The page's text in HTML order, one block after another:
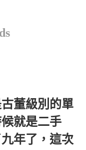
董級別的單
就是二手
年了，這次